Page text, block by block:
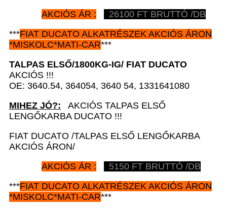
AKCIÓS ÁR :
26100 FT BRUTTÓ /DB
***FIAT DUCATO ALKATRÉSZEK AKCIÓS ÁRON
*MISKOLC*MATI-CAR***
TALPAS ELSŐ/1800KG-IG/ FIAT DUCATO
AKCIÓS !!!
OE: 3640.54, 364054, 3640 54, 1331641080
MIHEZ JÓ?: AKCIÓS TALPAS ELSŐ
LENGŐKARBA DUCATO !!!
FIAT DUCATO /TALPAS ELSŐ LENGŐKARBA
AKCIÓS ÁRON/
AKCIÓS ÁR :
5150 FT BRUTTÓ /DB
***FIAT DUCATO ALKATRÉSZEK AKCIÓS ÁRON
*MISKOLC*MATI-CAR***